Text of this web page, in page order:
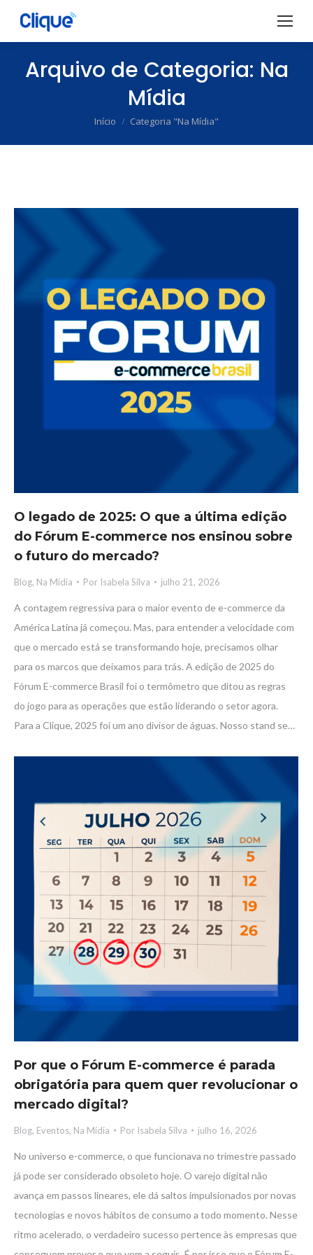
Arquivo de Categoria: Na
Mídia
Você está aqui:
Início Categoria "Na Mídia"
O legado de 2025: O que a última edição
do Fórum E-commerce nos ensinou sobre
o futuro do mercado?
Blog, Na Mídia Por Isabela Silva julho 21, 2026
A contagem regressiva para o maior evento de e-commerce da
América Latina já começou. Mas, para entender a velocidade com
que o mercado está se transformando hoje, precisamos olhar
para os marcos que deixamos para trás. A edição de 2025 do
Fórum E-commerce Brasil foi o termômetro que ditou as regras
do jogo para as operações que estão liderando o setor agora.
Para a Clique, 2025 foi um ano divisor de águas. Nosso stand se…
Por que o Fórum E-commerce é parada
obrigatória para quem quer revolucionar o
mercado digital?
Blog, Eventos, Na Mídia Por Isabela Silva julho 16, 2026
No universo e-commerce, o que funcionava no trimestre passado
já pode ser considerado obsoleto hoje. O varejo digital não
avança em passos lineares, ele dá saltos impulsionados por novas
tecnologias e novos hábitos de consumo a todo momento. Nesse
ritmo acelerado, o verdadeiro sucesso pertence às empresas que